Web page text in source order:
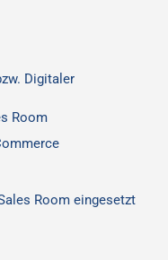
Digitaler
Room
Room eingesetzt